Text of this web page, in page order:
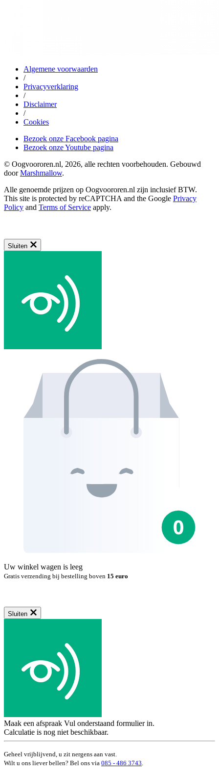
Algemene voorwaarden
/
Privacyverklaring
/
Disclaimer
/
Cookies
Bezoek onze Facebook pagina
Bezoek onze Youtube pagina
© Oogvoororen.nl, 2026, alle rechten voorbehouden. Gebouwd
doorMarshmallow.
Alle genoemde prijzen op Oogvoororen.nl zijn inclusief BTW.
This site is protected by reCAPTCHA and the Google Privacy
Policy and Terms of Service apply.
Sluiten
Uw winkel wagen is leeg
Gratis verzending bij bestelling boven 15 euro
Sluiten
Maak een afspraak Vul onderstaand formulier in.
Calculatie is nog niet beschikbaar.
Geheel vrijblijvend, u zit nergens aan vast.
Wilt u ons liever bellen? Bel ons via 085 - 486 3743.